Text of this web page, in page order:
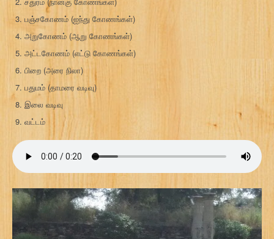
பஞ்சகோணம் (ஐந்து கோணங்கள்)
அறுகோணம் (ஆறு கோணங்கள்)
அட்டகோணம் (எட்டு கோணங்கள்)
பிறை (அரை நிலா)
பதுமம் (தாமரை வடிவு)
இலை வடிவு
வட்டம்